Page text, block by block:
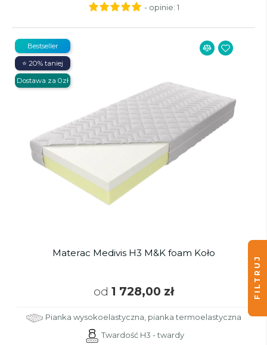
- opinie: 1
Materac Medivis H3 M&K foam Koło
od 1 728,00 zł
Pianka wysokoelastyczna, pianka termoelastyczna
Twardość H3 - twardy
Bestseller
⭐ 20% taniej
Dostawa za 0zł
FILTRUJ